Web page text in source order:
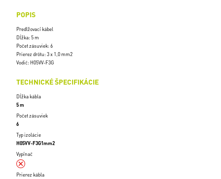
POPIS
Predlžovací kábel
Dĺžka: 5 m
Počet zásuviek: 6
Prierez drôtu: 3 x 1,0 mm2
Vodič: H05VV-F3G
TECHNICKÉ ŠPECIFIKÁCIE
Dĺžka kábla
5 m
Počet zásuviek
6
Typ izolácie
H05VV-F3G1mm2
Vypínač
Prierez kábla